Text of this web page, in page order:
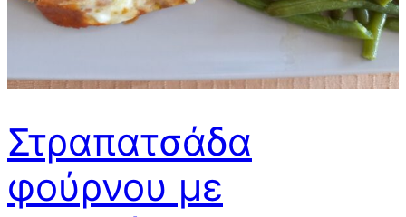
Στραπατσάδα
φούρνου με